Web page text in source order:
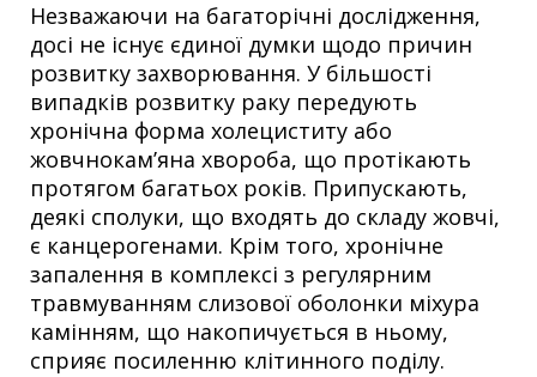
Незважаючи на багаторічні дослідження,
досі не існує єдиної думки щодо причин
розвитку захворювання. У більшості
випадків розвитку раку передують
хронічна форма холециститу або
жовчнокам’яна хвороба, що протікають
протягом багатьох років. Припускають,
деякі сполуки, що входять до складу жовчі,
є канцерогенами. Крім того, хронічне
запалення в комплексі з регулярним
травмуванням слизової оболонки міхура
камінням, що накопичується в ньому,
сприяє посиленню клітинного поділу.